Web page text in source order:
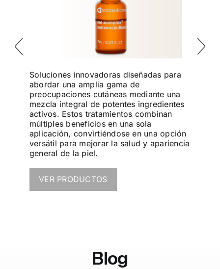
Soluciones innovadoras diseñadas para
abordar una amplia gama de
preocupaciones cutáneas mediante una
mezcla integral de potentes ingredientes
activos. Estos tratamientos combinan
múltiples beneficios en una sola
aplicación, convirtiéndose en una opción
versátil para mejorar la salud y apariencia
general de la piel.
VER PRODUCTOS
Blog